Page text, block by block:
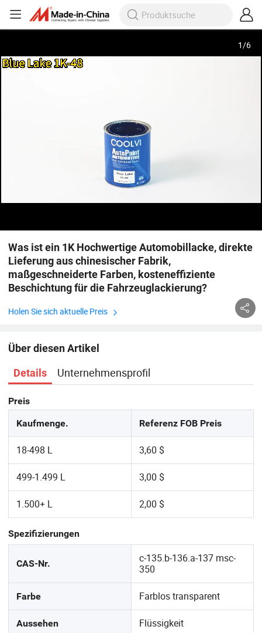
1/6
Was ist ein 1K Hochwertige Automobillacke, direkte
Lieferung aus chinesischer Fabrik,
maßgeschneiderte Farben, kosteneffiziente
Beschichtung für die Fahrzeuglackierung?
Holen Sie sich aktuelle Preis
Über diesen Artikel
Details Unternehmensprofil
Preis
Kaufmenge. Referenz FOB Preis
18-498 L 3,60 $
499-1.499 L 3,00 $
1.500+ L 2,00 $
Spezifizierungen
CAS-Nr.
c-135.b-136.a-137 msc-
350
Farbe Farblos transparent
Aussehen Flüssigkeit